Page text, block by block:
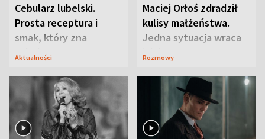
Cebularz lubelski.
Prosta receptura i
smak, który zna
Lubelszczyzna
Aktualności
Maciej Orłoś zdradził
kulisy małżeństwa.
Jedna sytuacja wraca
jak bumerang
Rozmowy